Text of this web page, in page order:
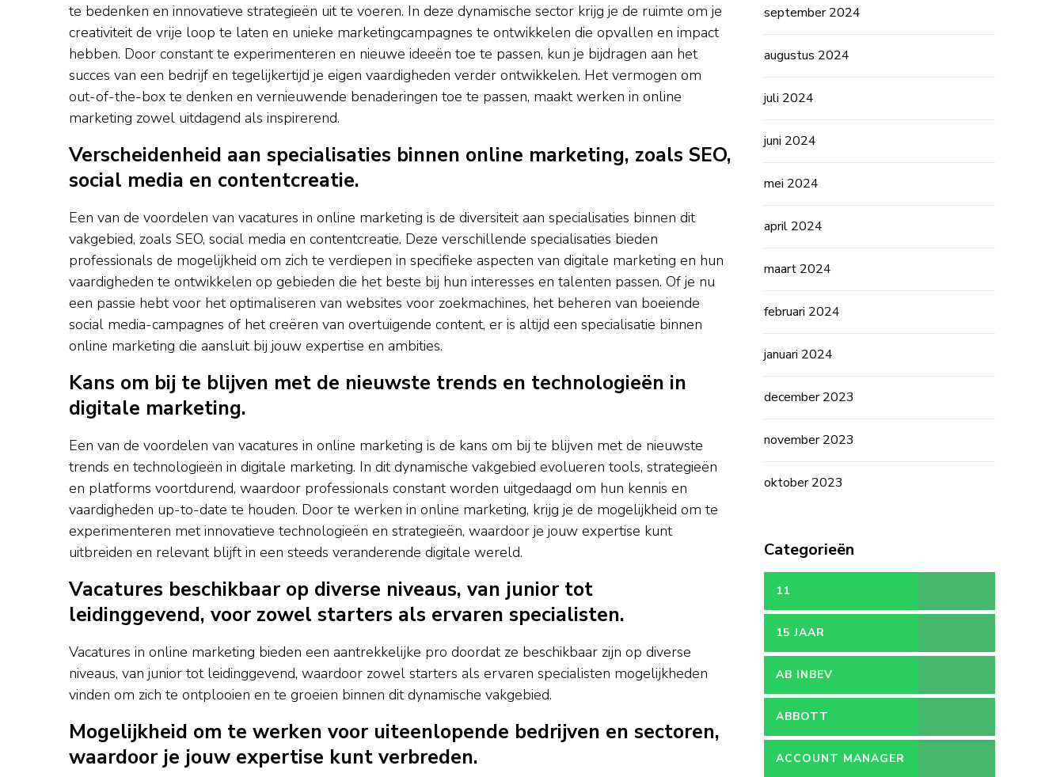
te bedenken en innovatieve strategieën uit te voeren. In deze dynamische sector krijg je de ruimte om je
creativiteit de vrije loop te laten en unieke marketingcampagnes te ontwikkelen die opvallen en impact
hebben. Door constant te experimenteren en nieuwe ideeën toe te passen, kun je bijdragen aan het
succes van een bedrijf en tegelijkertijd je eigen vaardigheden verder ontwikkelen. Het vermogen om
out-of-the-box te denken en vernieuwende benaderingen toe te passen, maakt werken in online
marketing zowel uitdagend als inspirerend.
Verscheidenheid aan specialisaties binnen online marketing, zoals SEO,
social media en contentcreatie.
Een van de voordelen van vacatures in online marketing is de diversiteit aan specialisaties binnen dit
vakgebied, zoals SEO, social media en contentcreatie. Deze verschillende specialisaties bieden
professionals de mogelijkheid om zich te verdiepen in specifieke aspecten van digitale marketing en hun
vaardigheden te ontwikkelen op gebieden die het beste bij hun interesses en talenten passen. Of je nu
een passie hebt voor het optimaliseren van websites voor zoekmachines, het beheren van boeiende
social media-campagnes of het creëren van overtuigende content, er is altijd een specialisatie binnen
online marketing die aansluit bij jouw expertise en ambities.
Kans om bij te blijven met de nieuwste trends en technologieën in
digitale marketing.
Een van de voordelen van vacatures in online marketing is de kans om bij te blijven met de nieuwste
trends en technologieën in digitale marketing. In dit dynamische vakgebied evolueren tools, strategieën
en platforms voortdurend, waardoor professionals constant worden uitgedaagd om hun kennis en
vaardigheden up-to-date te houden. Door te werken in online marketing, krijg je de mogelijkheid om te
experimenteren met innovatieve technologieën en strategieën, waardoor je jouw expertise kunt
uitbreiden en relevant blijft in een steeds veranderende digitale wereld.
Vacatures beschikbaar op diverse niveaus, van junior tot
leidinggevend, voor zowel starters als ervaren specialisten.
Vacatures in online marketing bieden een aantrekkelijke pro doordat ze beschikbaar zijn op diverse
niveaus, van junior tot leidinggevend, waardoor zowel starters als ervaren specialisten mogelijkheden
vinden om zich te ontplooien en te groeien binnen dit dynamische vakgebied.
Mogelijkheid om te werken voor uiteenlopende bedrijven en sectoren,
waardoor je jouw expertise kunt verbreden.
september 2024
augustus 2024
juli 2024
juni 2024
mei 2024
april 2024
maart 2024
februari 2024
januari 2024
december 2023
november 2023
oktober 2023
Categorieën
11
15 JAAR
AB INBEV
ABBOTT
ACCOUNT MANAGER